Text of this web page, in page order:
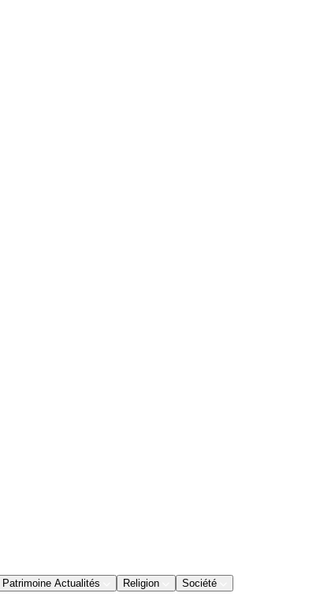
Patrimoine Actualités Religion Société